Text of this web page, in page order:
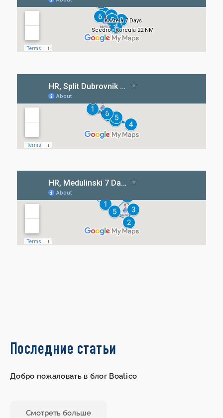
Последние статьи
Добро пожаловать в блог Boatico
Смотреть больше